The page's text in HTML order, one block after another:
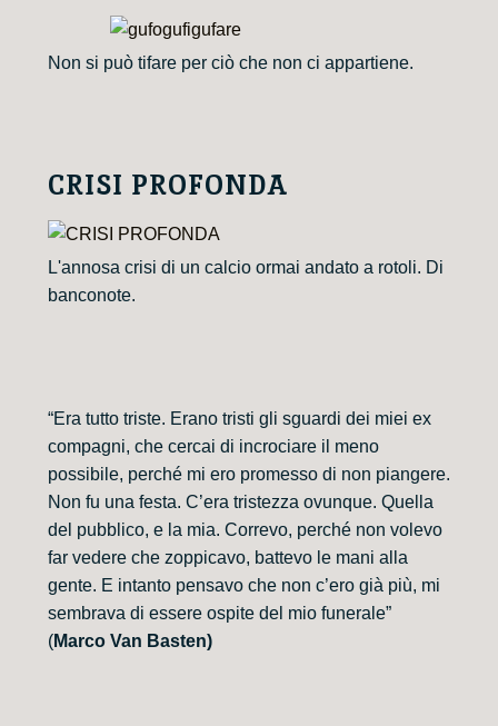
Non si può tifare per ciò che non ci appartiene.
CRISI PROFONDA
L'annosa crisi di un calcio ormai andato a rotoli. Di
banconote.
“Era tutto triste. Erano tristi gli sguardi dei miei ex
compagni, che cercai di incrociare il meno
possibile, perché mi ero promesso di non piangere.
Non fu una festa. C’era tristezza ovunque. Quella
del pubblico, e la mia. Correvo, perché non volevo
far vedere che zoppicavo, battevo le mani alla
gente. E intanto pensavo che non c’ero già più, mi
sembrava di essere ospite del mio funerale”
(Marco Van Basten)